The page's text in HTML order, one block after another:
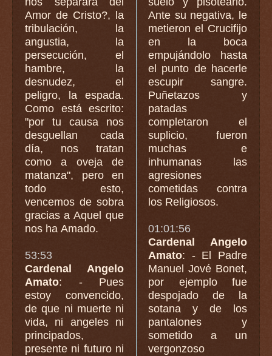
Amor de Cristo?, la
tribulación, la
angustia, la
persecución, el
hambre, la
desnudez, el
peligro, la espada.
Como está escrito:
"por tu causa nos
desguellan cada
día, nos tratan
como a oveja de
matanza", pero en
todo esto,
vencemos de sobra
gracias a Aquel que
nos ha Amado.
53:53
Cardenal Angelo
Amato: - Pues
estoy convencido,
de que ni muerte ni
vida, ni angeles ni
principados,
presente ni futuro ni
Ante su negativa, le
metieron el Crucifijo
en la boca
empujándolo hasta
el punto de hacerle
escupir sangre.
Puñetazos y
patadas
completaron el
suplicio, fueron
muchas e
inhumanas las
agresiones
cometidas contra
los Religiosos.
01:01:56
Cardenal Angelo
Amato: - El Padre
Manuel Jové Bonet,
por ejemplo fue
despojado de la
sotana y de los
pantalones y
sometido a un
vergonzoso